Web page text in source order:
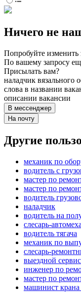
Ничего не
Попробуйте
По вашему запросу
Присылать вам?
наладчик вязального
слова в названии
описании вакансии
В мессенджер
На почту
Другие
механик по
водитель с
мастер по
мастер по
водитель
наладчик
водитель на
слесарь-
водитель тягача
механик по
слесарь-
выездной
инженер по
мастер по
машинист крана